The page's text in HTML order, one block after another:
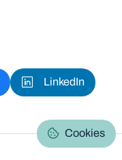
LinkedIn
Cookies